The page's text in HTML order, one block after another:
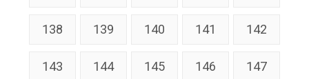
138 139 140 141 142
143 144 145 146 147